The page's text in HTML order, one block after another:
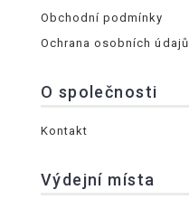
Obchodní podmínky
Ochrana osobních údajů
O společnosti
Kontakt
Výdejní místa